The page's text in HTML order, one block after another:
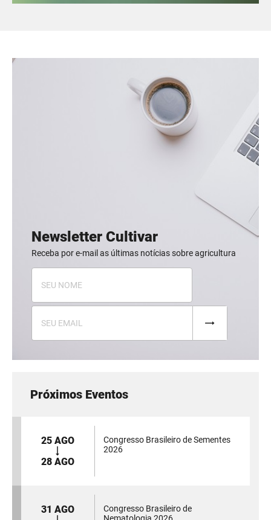
Newsletter Cultivar
Receba por e-mail as últimas notícias sobre agricultura
Próximos Eventos
25 AGO
28 AGO
Congresso Brasileiro de Sementes
2026
31 AGO
Congresso Brasileiro de